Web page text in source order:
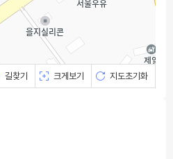
지도초기화
크게보기
길찾기